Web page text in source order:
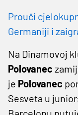
Prouči
Germaniji i
Na Dinamovoj
Polovanec
je Polovanec
Sesveta u